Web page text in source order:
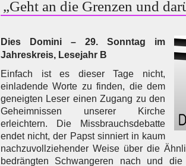
„Geht an die Grenzen und
Dies Domini – 29. Sonntag im
Jahreskreis, Lesejahr B
Einfach ist es dieser Tage nicht,
einladende Worte zu finden, die dem
geneigten Leser einen Zugang zu den
Geheimnissen unserer Kirche
erleichtern. Die Missbrauchsdebatte
endet nicht, der Papst sinniert in kaum
nachzuvollziehender Weise über die
bedrängten Schwangeren nach und